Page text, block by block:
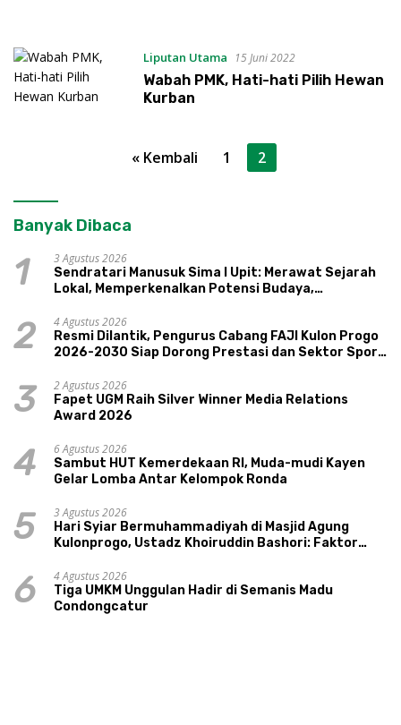
Liputan Utama 15 Juni 2022
Wabah PMK, Hati-hati Pilih Hewan
Kurban
« Kembali 1 2
Banyak Dibaca
1
3 Agustus 2026
Sendratari Manusuk Sima I Upit: Merawat Sejarah
Lokal, Memperkenalkan Potensi Budaya,
2
4 Agustus 2026
Resmi Dilantik, Pengurus Cabang FAJI Kulon Progo
2026-2030 Siap Dorong Prestasi dan Sektor Sport
3
2 Agustus 2026
Fapet UGM Raih Silver Winner Media Relations
Award 2026
4
6 Agustus 2026
Sambut HUT Kemerdekaan RI, Muda-mudi Kayen
Gelar Lomba Antar Kelompok Ronda
5
3 Agustus 2026
Hari Syiar Bermuhammadiyah di Masjid Agung
Kulonprogo, Ustadz Khoiruddin Bashori: Faktor
6
4 Agustus 2026
Tiga UMKM Unggulan Hadir di Semanis Madu
Condongcatur